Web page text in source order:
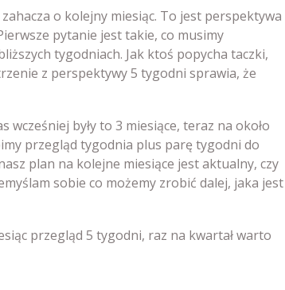
o kolejny miesiąc. To jest perspektywa
pytanie jest takie, co musimy
tygodniach. Jak ktoś popycha taczki,
z perspektywy 5 tygodni sprawia, że
wcześniej były to 3 miesiące, teraz na około
przegląd tygodnia plus parę tygodni do
plan na kolejne miesiące jest aktualny, czy
sobie co możemy zrobić dalej, jaka jest
przegląd 5 tygodni, raz na kwartał warto